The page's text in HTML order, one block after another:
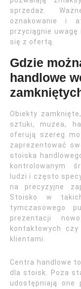
sprzedaż.
oznakowanie i
przyciągnie
się z ofertą.
Gdzie
handlowe
Obiekty
sztuki, muzea,
oferują szereg
zaprezentować
stoiska
kontrolowanym
ludzi i często
na precyzyjne
Stoisko w
tymczasowego
prezentacji
kontaktowych
klientami.
Centra handlowe
dla stoisk. Poza
udostępniają one